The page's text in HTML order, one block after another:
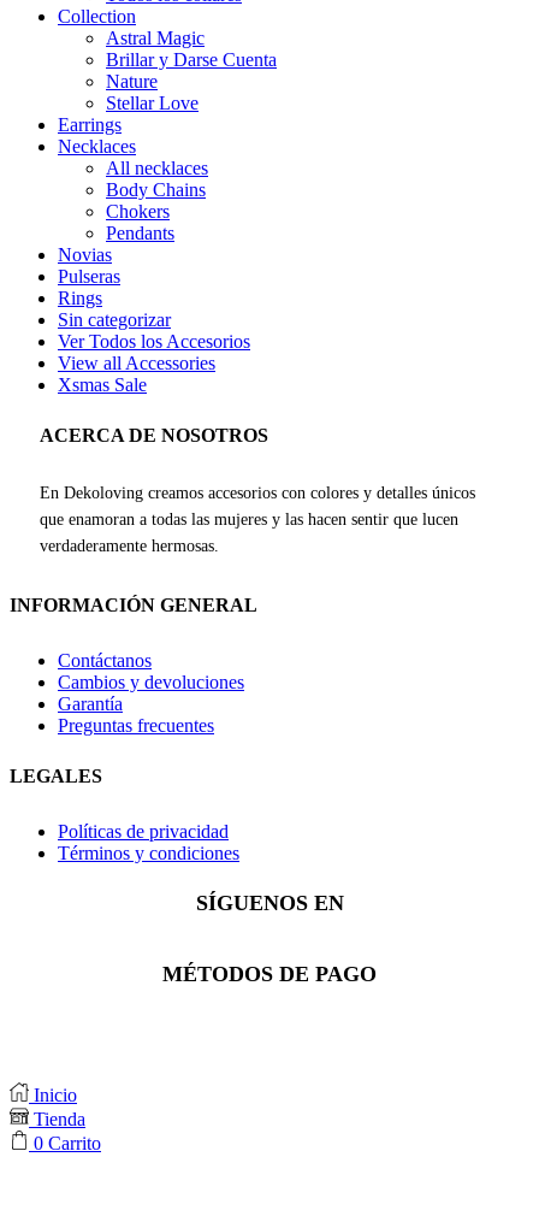
Collection
Astral Magic
Brillar y Darse Cuenta
Nature
Stellar Love
Earrings
Necklaces
All necklaces
Body Chains
Chokers
Pendants
Novias
Pulseras
Rings
Sin categorizar
Ver Todos los Accesorios
View all Accessories
Xsmas Sale
ACERCA DE NOSOTROS
En Dekoloving creamos accesorios con colores y detalles únicos
que enamoran a todas las mujeres y las hacen sentir que lucen
verdaderamente hermosas.
INFORMACIÓN GENERAL
Contáctanos
Cambios y devoluciones
Garantía
Preguntas frecuentes
LEGALES
Políticas de privacidad
Términos y condiciones
SÍGUENOS EN
Facebook
Instagram
Whatsapp
MÉTODOS DE PAGO
Inicio
Tienda
0 Carrito